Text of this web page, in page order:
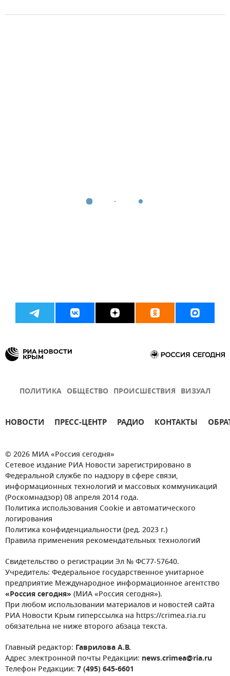
ПОЛИТИКА ОБЩЕСТВО ПРОИСШЕСТВИЯ ВИЗУАЛ
НОВОСТИ ПРЕСС-ЦЕНТР РАДИО КОНТАКТЫ
© 2026 МИА «Россия сегодня»
Сетевое издание РИА Новости зарегистрировано в
Федеральной службе по надзору в сфере связи,
информационных технологий и массовых коммуникаций
(Роскомнадзор) 08 апреля 2014 года.
Политика использования Cookie и автоматического
логирования
Политика конфиденциальности (ред. 2023 г.)
Правила применения рекомендательных технологий
Свидетельство о регистрации Эл № ФС77-57640.
Учредитель: Федеральное государственное унитарное
предприятие Международное информационное агентство
«Россия сегодня» (МИА «Россия сегодня»).
При любом использовании материалов и новостей сайта
РИА Новости Крым гиперссылка на https://crimea.ria.ru
обязательна не ниже второго абзаца текста.
Главный редактор: Гаврилова А.В.
Адрес электронной почты Редакции: news.crimea@ria.ru
Телефон Редакции: 7 (495) 645-6601